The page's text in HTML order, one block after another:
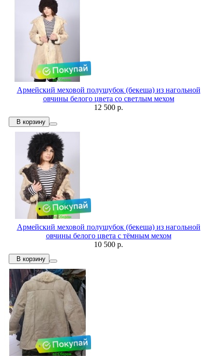
Армейский меховой полушубок (бекеша) из нагольной
овчины белого цвета со светлым мехом
12 500 р.
В корзину
Армейский меховой полушубок (бекеша) из нагольной
овчины белого цвета с тёмным мехом
10 500 р.
В корзину